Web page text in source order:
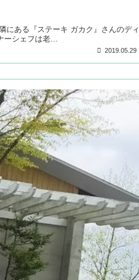
ある『ステーキ ガカク』さんのディ
ーシェフは老…
2019.05.29